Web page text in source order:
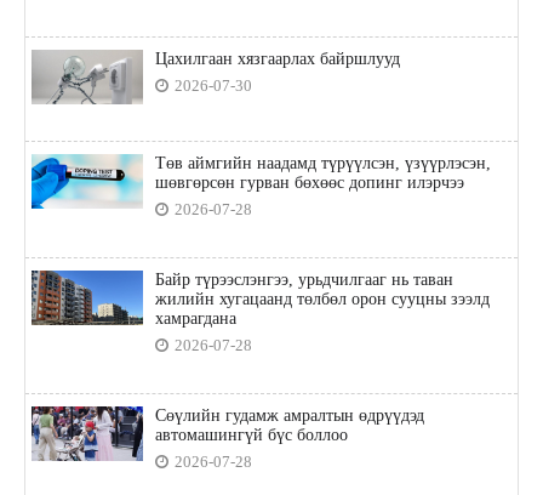
Цахилгаан хязгаарлах байршлууд
2026-07-30
Төв аймгийн наадамд түрүүлсэн, үзүүрлэсэн,
шөвгөрсөн гурван бөхөөс допинг илэрчээ
2026-07-28
Байр түрээслэнгээ, урьдчилгааг нь таван
жилийн хугацаанд төлбөл орон сууцны зээлд
хамрагдана
2026-07-28
Сөүлийн гудамж амралтын өдрүүдэд
автомашингүй бүс боллоо
2026-07-28